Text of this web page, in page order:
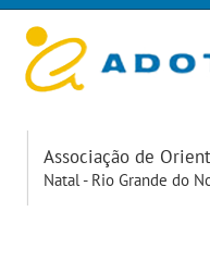
Associação de
Natal - Rio Grande do